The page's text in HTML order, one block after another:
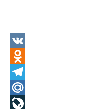
VK
Odnoklassniki
Telegram
Mail.Ru